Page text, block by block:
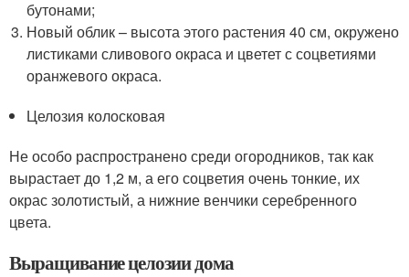
бутонами;
Новый облик – высота этого растения 40 см, окружено
листиками сливового окраса и цветет с соцветиями
оранжевого окраса.
Целозия колосковая
Не особо распространено среди огородников, так как
вырастает до 1,2 м, а его соцветия очень тонкие, их
окрас золотистый, а нижние венчики серебренного
цвета.
Выращивание целозии дома